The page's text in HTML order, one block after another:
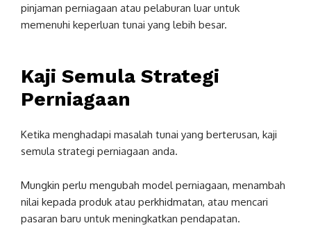
pinjaman perniagaan atau pelaburan luar untuk
memenuhi keperluan tunai yang lebih besar.
Kaji Semula Strategi
Perniagaan
Ketika menghadapi masalah tunai yang berterusan, kaji
semula strategi perniagaan anda.
Mungkin perlu mengubah model perniagaan, menambah
nilai kepada produk atau perkhidmatan, atau mencari
pasaran baru untuk meningkatkan pendapatan.